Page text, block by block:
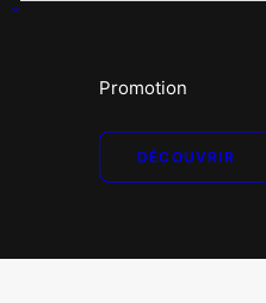
Promotion
DÉCOUVRIR